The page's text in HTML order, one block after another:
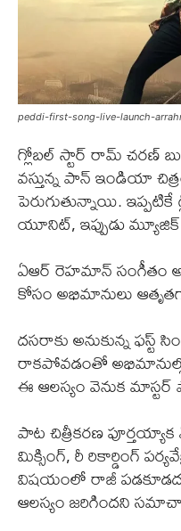
peddi-first-song-live-launch-
గ్లోబల్ స్టార్ రామ్ చరణ్
వస్తున్న పాన్ ఇండియా
పెరుగుతున్నాయి.
యూనిట్, ఇప్పుడు
ఏఆర్ రెహమాన్ సంగీతం
కోసం అభిమానులు ఆతృతగా
దసరాకు అనుకున్న ఫస్ట్
రాకపోవడంతో
ఈ ఆలస్యం వెనుక మాస్టర్
పాట చిత్రీకరణ
మిక్సింగ్, రీ రికార్డింగ్
విషయంలో రాజీ
ఆలస్యం జరిగిందని